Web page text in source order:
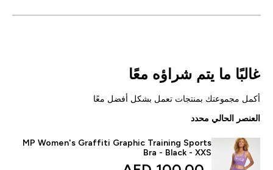
غالبًا ما يتم شراؤه معًا
أكمل مجموعتك بمنتجات تعمل بشكل أفضل معًا
العنصر الحالي محدد
MP Women's Graffiti Graphic Training Sports
Bra - Black - XXS